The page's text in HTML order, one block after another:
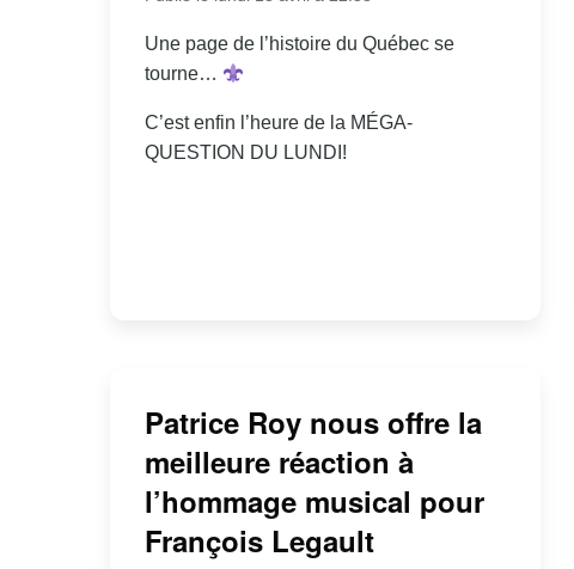
Une page de l’histoire du Québec se
tourne…
C’est enfin l’heure de la MÉGA-
QUESTION DU LUNDI!
Patrice Roy nous offre la
meilleure réaction à
l’hommage musical pour
François Legault